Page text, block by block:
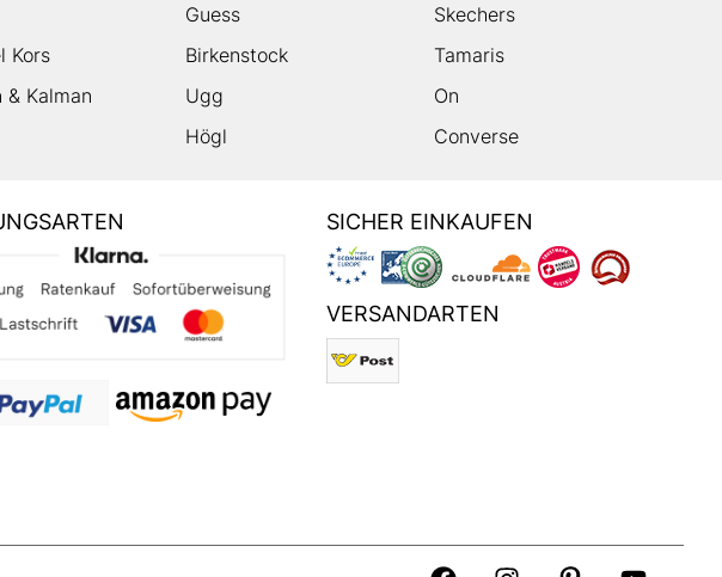
Guess
Skechers
Kors
Birkenstock
Tamaris
& Kalman
Ugg
On
Högl Converse
SICHER EINKAUFEN
VERSANDARTEN